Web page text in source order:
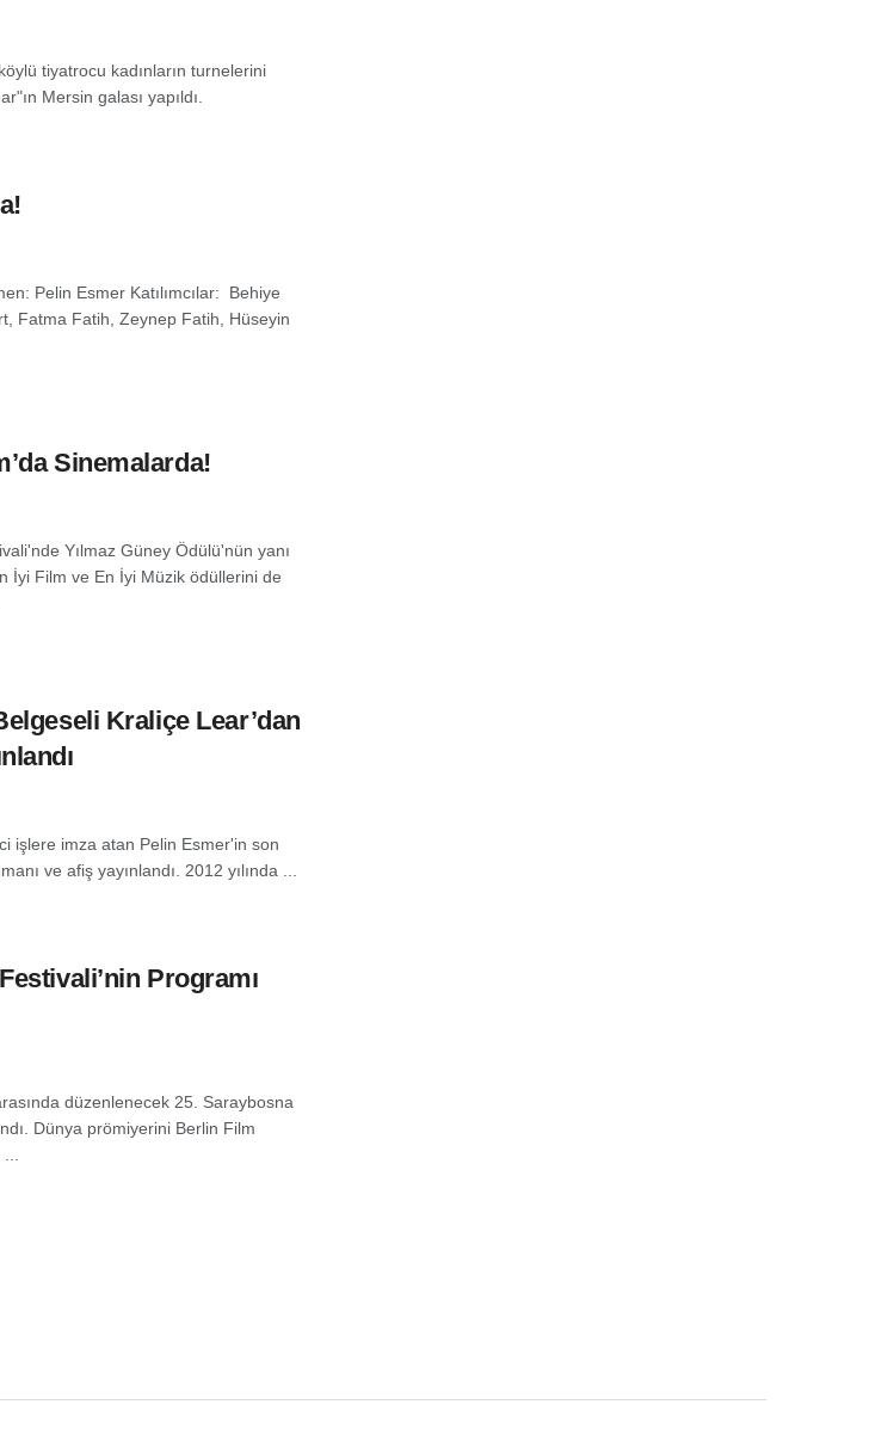
tiyatrocu kadınların turnelerini
Mersin galası yapıldı.
Pelin Esmer Katılımcılar: Behiye
Fatma Fatih, Zeynep Fatih, Hüseyin
Sinemalarda!
Yılmaz Güney Ödülü'nün yanı
İyi Film ve En İyi Müzik ödüllerini de
Kraliçe Lear’dan
işlere imza atan Pelin Esmer'in son
ve afiş yayınlandı. 2012 yılında ...
Programı
düzenlenecek 25. Saraybosna
Dünya prömiyerini Berlin Film